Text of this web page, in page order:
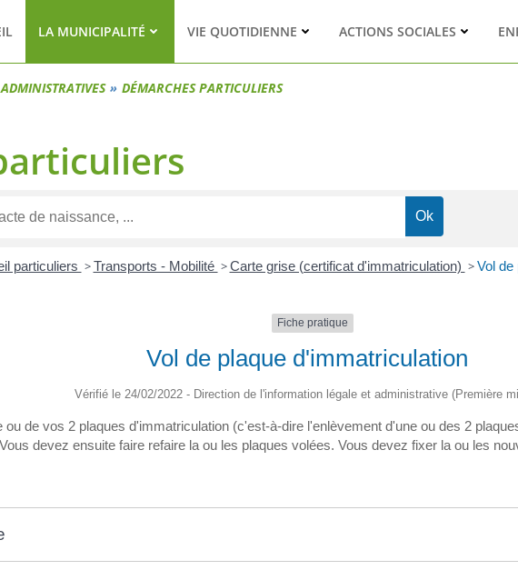
LA MUNICIPALITÉ VIE QUOTIDIENNE ACTIONS SOCIALES
DÉMARCHES PARTICULIERS
particuliers > Transports - Mobilité > Carte grise (certificat d'immatriculation) > Vol de
Fiche pratique
Vol de plaque d'immatriculation
Vérifié le 24/02/2022 - Direction de l'information légale et administrative (Première
de vos 2 plaques d'immatriculation (c'est-à-dire l'enlèvement d'une ou des 2
devez ensuite faire refaire la ou les plaques volées. Vous devez fixer la ou les